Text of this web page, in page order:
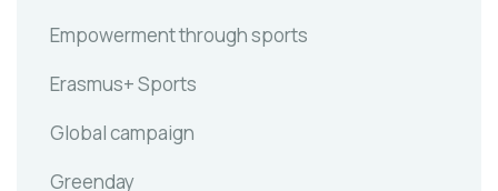
Empowerment through sports
Erasmus+ Sports
Global campaign
Greenday